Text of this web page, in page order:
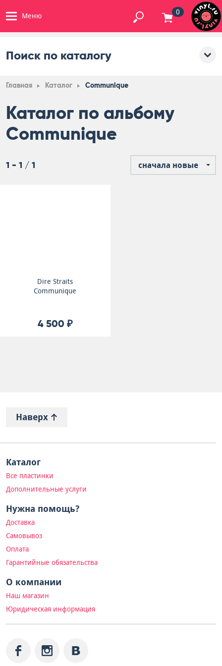
Меню 0
Поиск по каталогу
Главная Каталог Communique
Каталог по альбому
Communique
1 - 1 / 1 сначала новые
Dire Straits
Communique
4 500 ₽
Наверх
Каталог
Все пластинки
Дополнительные услуги
Нужна помощь?
Доставка
Самовывоз
Оплата
Гарантийные обязательства
О компании
Наш магазин
Юридическая информация